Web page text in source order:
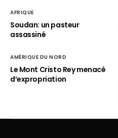
AFRIQUE
Soudan: un pasteur
assassiné
AMÉRIQUE DU NORD
Le Mont Cristo Rey menacé
d’expropriation